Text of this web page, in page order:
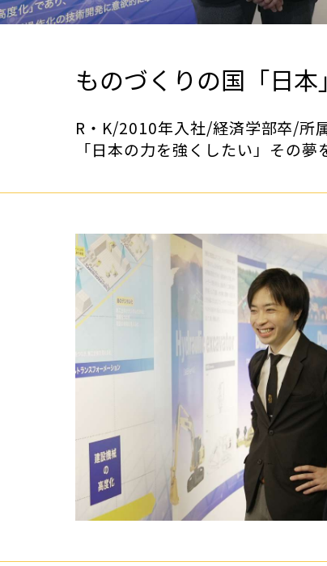
ものづくりの国「日
R・K/2010年入社/経済学部卒/所
「日本の力を強くしたい」その